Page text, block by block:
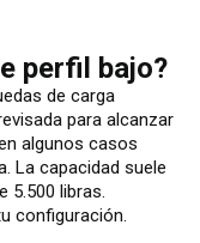
perfil bajo?
de carga
para alcanzar
algunos casos
La capacidad suele
5.500 libras.
configuración.